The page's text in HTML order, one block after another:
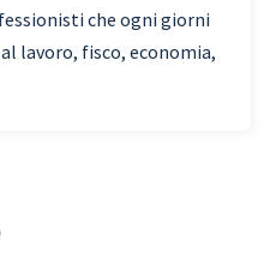
che ogni giorni
lavoro, fisco, economia,